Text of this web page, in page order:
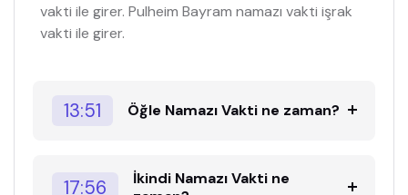
vakti ile girer. Pulheim Bayram namazı vakti işrak
vakti ile girer.
13:51 Öğle Namazı Vakti ne zaman?
17:56
İkindi Namazı Vakti ne